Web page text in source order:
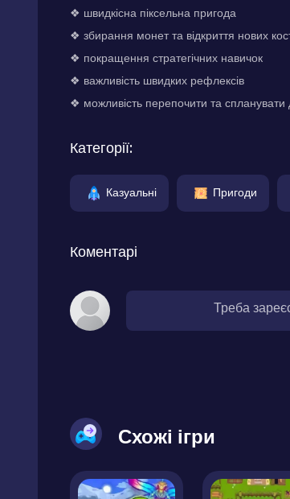
❖ швидкісна піксельна пригода
❖ збирання монет та відкриття нових
❖ покращення стратегічних навичок
❖ важливість швидких рефлексів
❖ можливість перепочити та спланувати
Категорії:
Казуальні Пригоди
Коментарі
Треба
Схожі ігри